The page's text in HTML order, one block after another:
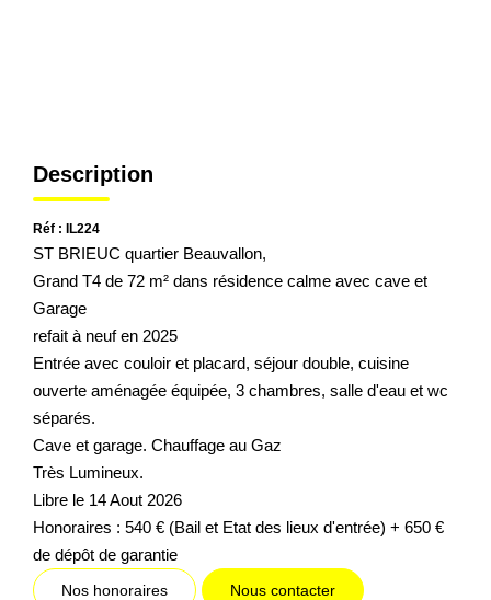
Description
Réf : IL224
ST BRIEUC quartier Beauvallon,
Grand T4 de 72 m² dans résidence calme avec cave et
Garage
refait à neuf en 2025
Entrée avec couloir et placard, séjour double, cuisine
ouverte aménagée équipée, 3 chambres, salle d'eau et wc
séparés.
Cave et garage. Chauffage au Gaz
Très Lumineux.
Libre le 14 Aout 2026
Honoraires : 540 € (Bail et Etat des lieux d'entrée) + 650 €
de dépôt de garantie
Nos honoraires Nous contacter